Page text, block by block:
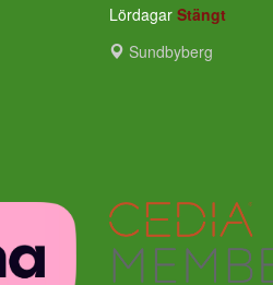
Lördagar Stängt
Sundbyberg